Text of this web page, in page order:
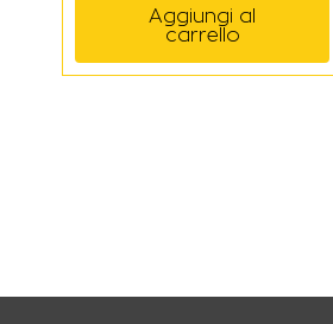
Aggiungi al
carrello